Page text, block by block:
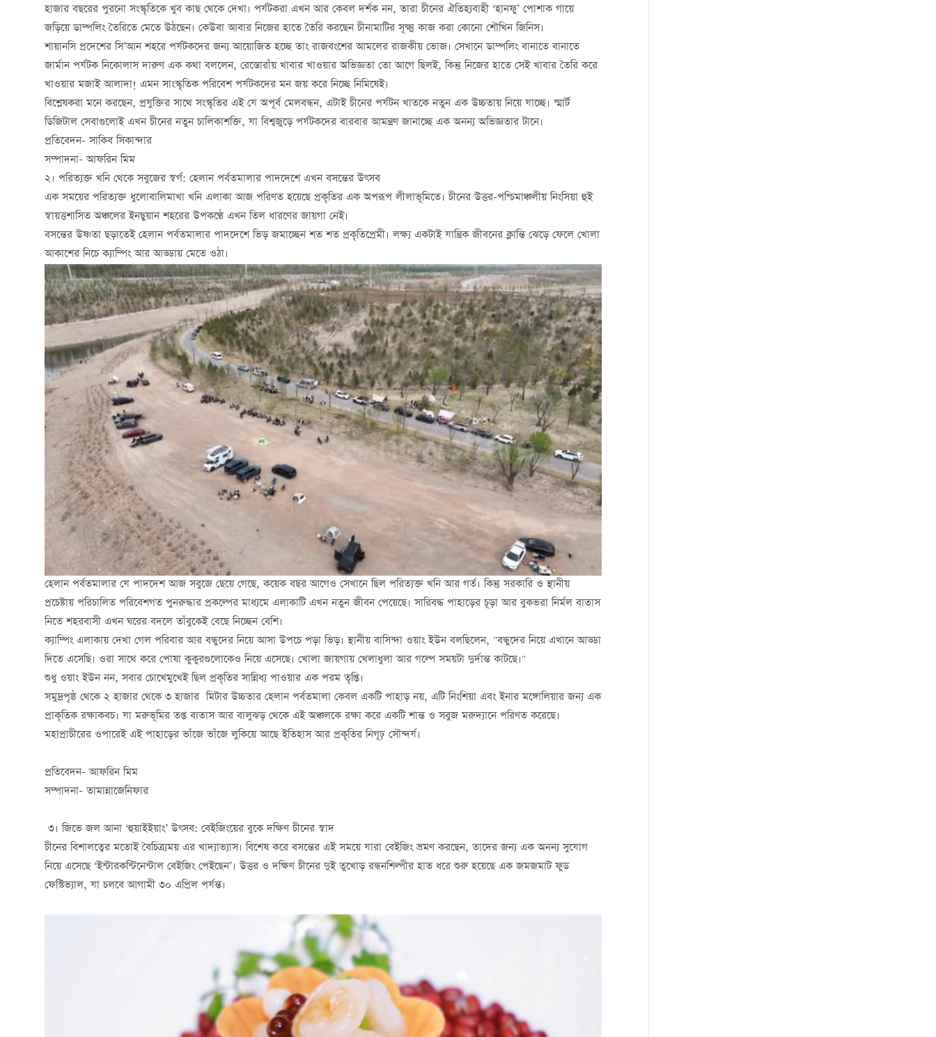
হাজার বছরের পুরনো সংস্কৃতিকে খুব কাছ থেকে দেখা। পর্যটকরা এখন আর কেবল দর্শক নন, তারা চীনের ঐতিহ্যবাহী ‘হানফু’ পোশাক গায়ে
জড়িয়ে ডাম্পলিং তৈরিতে মেতে উঠছেন। কেউবা আবার নিজের হাতে তৈরি করছেন চীনামাটির সূক্ষ্ম কাজ করা কোনো শৌখিন জিনিস।
শায়ানসি প্রদেশের সি’আন শহরে পর্যটকদের জন্য আয়োজিত হচ্ছে তাং রাজবংশের আমলের রাজকীয় ভোজ। সেখানে ডাম্পলিং বানাতে বানাতে
জার্মান পর্যটক নিকোলাস দারুণ এক কথা বললেন, রেস্তোরাঁয় খাবার খাওয়ার অভিজ্ঞতা তো আগে ছিলই, কিন্তু নিজের হাতে সেই খাবার তৈরি করে
খাওয়ার মজাই আলাদা! এমন সাংস্কৃতিক পরিবেশ পর্যটকদের মন জয় করে নিচ্ছে নিমিষেই।
বিশ্লেষকরা মনে করছেন, প্রযুক্তির সাথে সংস্কৃতির এই যে অপূর্ব মেলবন্ধন, এটাই চীনের পর্যটন খাতকে নতুন এক উচ্চতায় নিয়ে যাচ্ছে। স্মার্ট
ডিজিটাল সেবাগুলোই এখন চীনের নতুন চালিকাশক্তি, যা বিশ্বজুড়ে পর্যটকদের বারবার আমন্ত্রণ জানাচ্ছে এক অনন্য অভিজ্ঞতার টানে।
প্রতিবেদন- সাকিব সিকান্দার
সম্পাদনা- আফরিন মিম
২। পরিত্যক্ত খনি থেকে সবুজের স্বর্গ: হেলান পর্বতমালার পাদদেশে এখন বসন্তের উৎসব
এক সময়ের পরিত্যক্ত ধুলোবালিমাখা খনি এলাকা আজ পরিণত হয়েছে প্রকৃতির এক অপরূপ লীলাভূমিতে। চীনের উত্তর-পশ্চিমাঞ্চলীয় নিংসিয়া হুই
স্বায়ত্তশাসিত অঞ্চলের ইনছুয়ান শহরের উপকণ্ঠে এখন তিল ধারণের জায়গা নেই।
বসন্তের উষ্ণতা ছড়াতেই হেলান পর্বতমালার পাদদেশে ভিড় জমাচ্ছেন শত শত প্রকৃতিপ্রেমী। লক্ষ্য একটাই যান্ত্রিক জীবনের ক্লান্তি ঝেড়ে ফেলে খোলা
আকাশের নিচে ক্যাম্পিং আর আড্ডায় মেতে ওঠা।
হেলান পর্বতমালার যে পাদদেশ আজ সবুজে ছেয়ে গেছে, কয়েক বছর আগেও সেখানে ছিল পরিত্যক্ত খনি আর গর্ত। কিন্তু সরকারি ও স্থানীয়
প্রচেষ্টায় পরিচালিত পরিবেশগত পুনরুদ্ধার প্রকল্পের মাধ্যমে এলাকাটি এখন নতুন জীবন পেয়েছে। সারিবদ্ধ পাহাড়ের চূড়া আর বুকভরা নির্মল বাতাস
নিতে শহরবাসী এখন ঘরের বদলে তাঁবুকেই বেছে নিচ্ছেন বেশি।
ক্যাম্পিং এলাকায় দেখা গেল পরিবার আর বন্ধুদের নিয়ে আসা উপচে পড়া ভিড়। স্থানীয় বাসিন্দা ওয়াং ইউন বলছিলেন, "বন্ধুদের নিয়ে এখানে আড্ডা
দিতে এসেছি। ওরা সাথে করে পোষা কুকুরগুলোকেও নিয়ে এসেছে। খোলা জায়গায় খেলাধুলা আর গল্পে সময়টা দুর্দান্ত কাটছে।"
শুধু ওয়াং ইউন নন, সবার চোখেমুখেই ছিল প্রকৃতির সান্নিধ্য পাওয়ার এক পরম তৃপ্তি।
সমুদ্রপৃষ্ঠ থেকে ২ হাজার থেকে ৩ হাজার মিটার উচ্চতার হেলান পর্বতমালা কেবল একটি পাহাড় নয়, এটি নিংশিয়া এবং ইনার মঙ্গোলিয়ার জন্য এক
প্রাকৃতিক রক্ষাকবচ। যা মরুভূমির তপ্ত বাতাস আর বালুঝড় থেকে এই অঞ্চলকে রক্ষা করে একটি শান্ত ও সবুজ মরুদ্যানে পরিণত করেছে।
মহাপ্রাচীরের ওপারেই এই পাহাড়ের ভাঁজে ভাঁজে লুকিয়ে আছে ইতিহাস আর প্রকৃতির নিগূঢ় সৌন্দর্য।
প্রতিবেদন- আফরিন মিম
সম্পাদনা- তামান্নাজেনিফার
৩। জিভে জল আনা ‘হুয়াইইয়াং’ উৎসব: বেইজিংয়ের বুকে দক্ষিণ চীনের স্বাদ
চীনের বিশালত্বের মতোই বৈচিত্র্যময় এর খাদ্যাভ্যাস। বিশেষ করে বসন্তের এই সময়ে যারা বেইজিং ভ্রমণ করছেন, তাদের জন্য এক অনন্য সুযোগ
নিয়ে এসেছে ‘ইন্টারকন্টিনেন্টাল বেইজিং পেইছেন’। উত্তর ও দক্ষিণ চীনের দুই তুখোড় রন্ধনশিল্পীর হাত ধরে শুরু হয়েছে এক জমজমাট ফুড
ফেস্টিভ্যাল, যা চলবে আগামী ৩০ এপ্রিল পর্যন্ত।